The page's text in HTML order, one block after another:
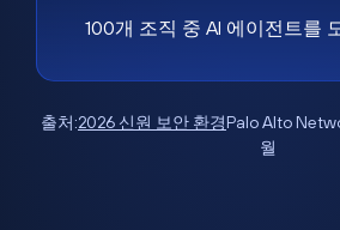
100개 조직 중 AI 에이전트를
출처:2026 신원 보안 환경Palo Alto
월